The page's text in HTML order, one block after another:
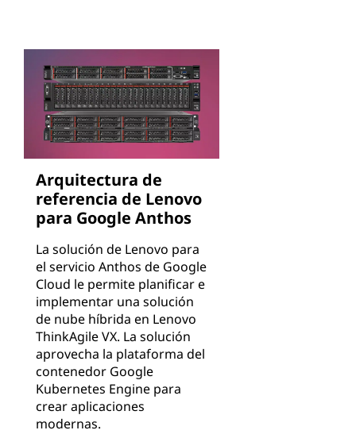
Arquitectura de
referencia de Lenovo
para Google Anthos
La solución de Lenovo para
el servicio Anthos de Google
Cloud le permite planificar e
implementar una solución
de nube híbrida en Lenovo
ThinkAgile VX. La solución
aprovecha la plataforma del
contenedor Google
Kubernetes Engine para
crear aplicaciones
modernas.